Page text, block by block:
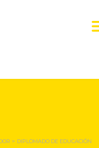
> DIPLOMADO DE EDUCACIÓN